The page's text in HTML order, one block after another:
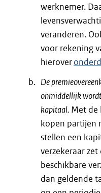
werknemer.
veranderen.
voor rekening
hierover
De
onmiddellijk
kapitaal. Met de
kopen partijen
stellen een
verzekeraar
beschikbare
dan geldende